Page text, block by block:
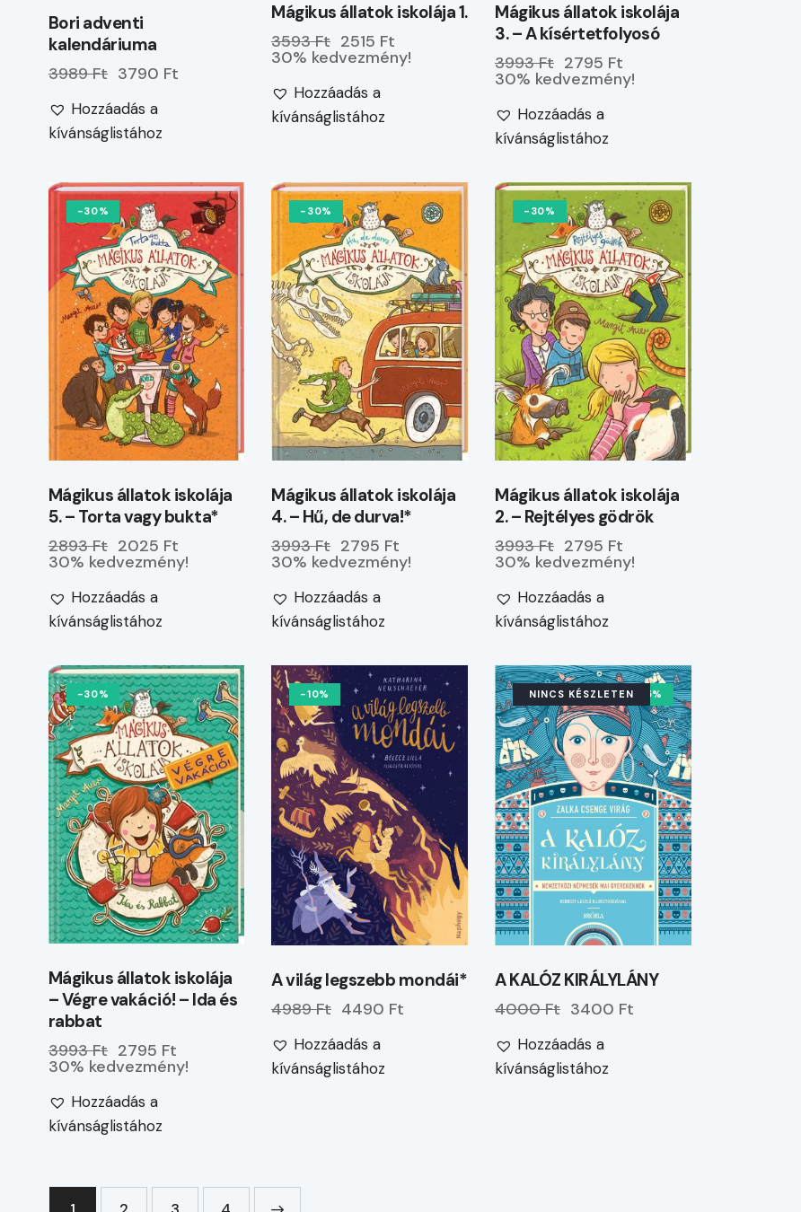
Bori adventi
kalendáriuma
3989 Ft 3790 Ft
Hozzáadás a
kívánságlistához
Mágikus állatok iskolája 1.
3593 Ft 2515 Ft
30% kedvezmény!
Hozzáadás a
kívánságlistához
Mágikus állatok iskolája
3. – A kísértetfolyosó
3993 Ft 2795 Ft
30% kedvezmény!
Hozzáadás a
kívánságlistához
-30%
Mágikus állatok iskolája
5. – Torta vagy bukta*
2893 Ft 2025 Ft
30% kedvezmény!
Hozzáadás a
kívánságlistához
-30%
Mágikus állatok iskolája
4. – Hű, de durva!*
3993 Ft 2795 Ft
30% kedvezmény!
Hozzáadás a
kívánságlistához
-30%
Mágikus állatok iskolája
2. – Rejtélyes gödrök
3993 Ft 2795 Ft
30% kedvezmény!
Hozzáadás a
kívánságlistához
-30%
Mágikus állatok iskolája
– Végre vakáció! – Ida és
rabbat
3993 Ft 2795 Ft
30% kedvezmény!
Hozzáadás a
kívánságlistához
-10%
A világ legszebb mondái*
4989 Ft 4490 Ft
Hozzáadás a
kívánságlistához
NINCS KÉSZLETEN -15%
A KALÓZ KIRÁLYLÁNY
4000 Ft 3400 Ft
Hozzáadás a
kívánságlistához